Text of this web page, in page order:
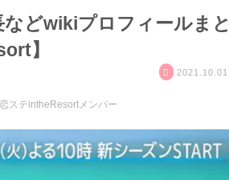
どwikiプロフィールまと
】
2021.10.01
恋ステintheResortメンバー